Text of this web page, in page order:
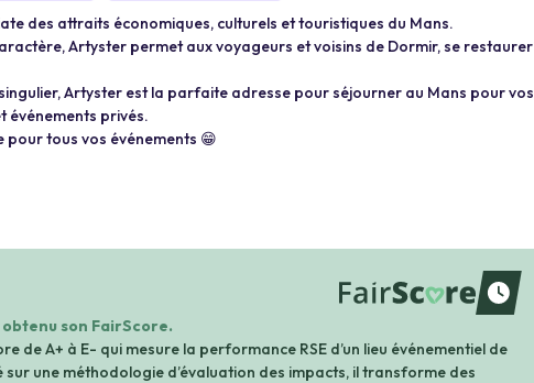
des attraits économiques, culturels et touristiques du Mans.
Artyster permet aux voyageurs et voisins de Dormir, se restaurer
Artyster est la parfaite adresse pour séjourner au Mans pour vos
événements privés.
pour tous vos événements 😁
waiting
son FairScore.
de A+ à E- qui mesure la performance RSE d’un lieu événementiel de
une méthodologie d’évaluation des impacts, il transforme des